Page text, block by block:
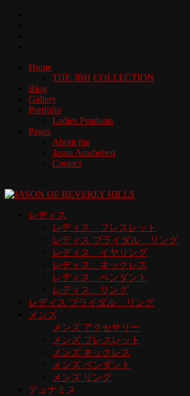
Home
THE JBH COLLECTION
Blog
Gallery
Portfolio
Ladies Pendants
Pages
About me
Jason Arasheben
Contact
レディス
レディス ブレスレット
レディス ブライダル リング
レディス イヤリング
レディス ネックレス
レディス ペンダント
レディス リング
レディス ブライダル リング
メンズ
メンズ アクセサリー
メンズ ブレスレット
メンズ ネックレス
メンズ ペンダント
メンズ リング
デュナミス